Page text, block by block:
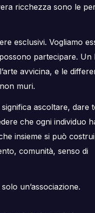
ricchezza sono le
esclusivi. Vogliamo
partecipare. Un
avvicina, e le
muri.
ascoltare, dare
che ogni individuo
insieme si può
comunità, senso di
un’associazione.